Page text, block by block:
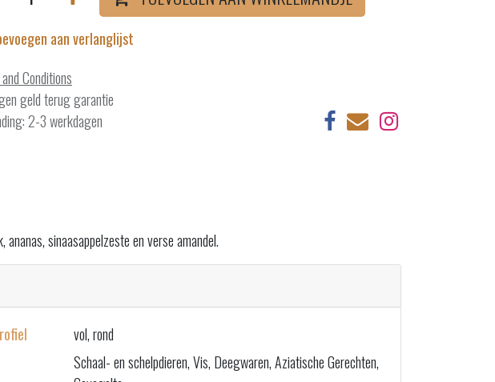
aan verlanglijst
Conditions
geld terug garantie
2-3 werkdagen
sinaasappelzeste en verse amandel.
vol, rond
Schaal- en schelpdieren, Vis, Deegwaren, Aziatische Gerechten,